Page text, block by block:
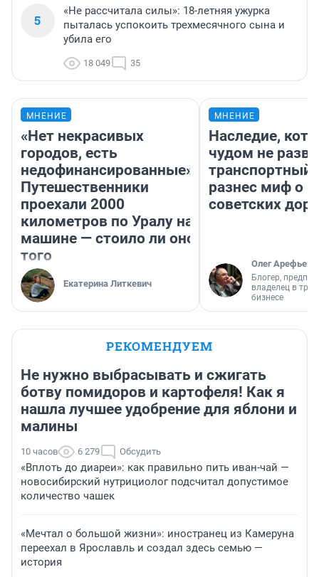
5
«Не рассчитала силы»: 18-летняя ужурка
пыталась успокоить трехмесячного сына и
убила его
18 049 35
МНЕНИЕ
«Нет некрасивых
городов, есть
недофинансированные».
Путешественники
проехали 2000
километров по Уралу на
машине — стоило ли оно
того
Екатерина Литкевич
МНЕНИЕ
Наследие,
чудом не
транспортный
разнес миф о
советских
Олег Арефьев
Блогер,
владелец в
бизнесе
РЕКОМЕНДУЕМ
Не нужно выбрасывать и сжигать
ботву помидоров и картофеля! Как я
нашла лучшее удобрение для яблони и
малины
10 часов 6 279 Обсудить
«Вплоть до диареи»: как правильно пить иван-чай —
новосибирский нутрициолог подсчитал допустимое
количество чашек
«Мечтал о большой жизни»: иностранец из Камеруна
переехал в Ярославль и создал здесь семью —
история